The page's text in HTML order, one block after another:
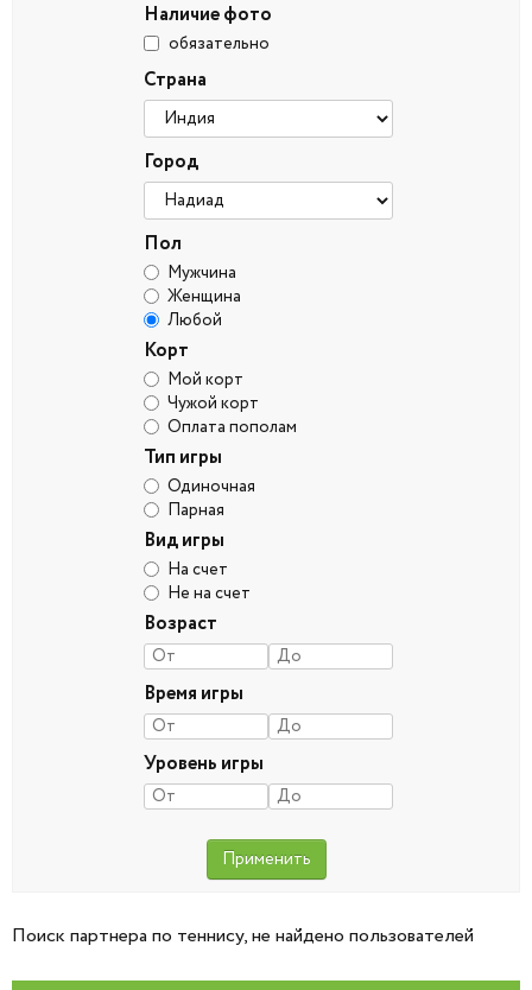
Наличие фото
обязательно
Страна
Город
Пол
Мужчина
Женщина
Любой
Корт
Мой корт
Чужой корт
Оплата пополам
Тип игры
Одиночная
Парная
Вид игры
На счет
Не на счет
Возраст
Время игры
Уровень игры
Поиск партнера по теннису, не найдено пользователей